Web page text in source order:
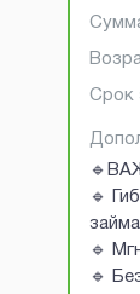
Срок
🔹
🔹
🔹